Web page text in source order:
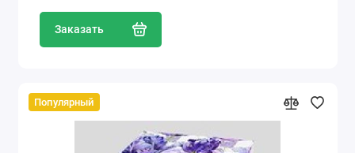
Заказать
Популярный